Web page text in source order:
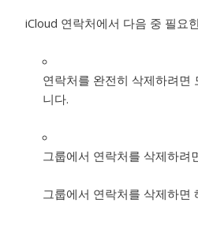
iCloud 연락처에서 다음 중 필요
연락처를 완전히 삭제하려면
니다.
그룹에서 연락처를 삭제하려
그룹에서 연락처를 삭제하면